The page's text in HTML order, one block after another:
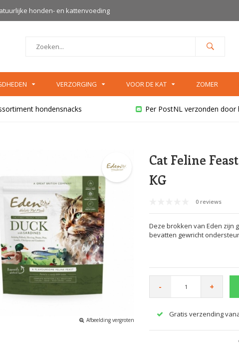
honden- en kattenvoeding
VERZORGING VOOR DE KAT ZOMER
hondensnacks Per PostNL verzonden door
Afbeelding vergroten
Cat Feline
KG
0 reviews
Deze brokken van Eden zijn
bevatten gewricht
- +
Gratis verzending